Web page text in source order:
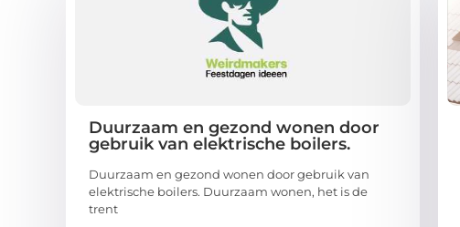
Duurzaam en gezond wonen door
gebruik van elektrische boilers.
Duurzaam en gezond wonen door gebruik van
elektrische boilers. Duurzaam wonen, het is de
trent